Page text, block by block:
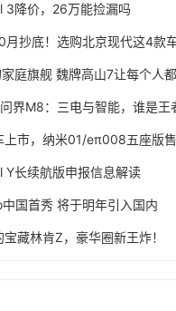
3降价，26万能捡漏吗
月抄底！选购北京现代这4款
庭旗舰 魏牌高山7让每个人
界M8：三电与智能，谁是王
上市，纳米01/eπ008五座版
Y长续航版申报信息解读
国首秀 将于明年引入国内
藏林肯Z，豪华圈新王炸！